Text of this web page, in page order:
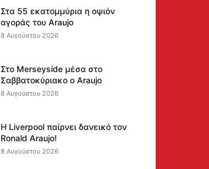
Στα 55 εκατομμύρια η οψιόν
αγοράς του Araujo
8 Αυγούστου 2026
Στο Merseyside μέσα στο
Σαββατοκύριακο ο Araujo
8 Αυγούστου 2026
Η Liverpool παίρνει δανεικό τον
Ronald Araujo!
8 Αυγούστου 2026